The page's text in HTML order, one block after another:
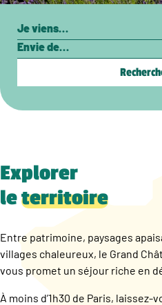
Explorer
leterritoire
Entre patrimoine, paysages
villages chaleureux, le Grand
vous promet un séjour riche en
À moins d’1h30 de Paris,